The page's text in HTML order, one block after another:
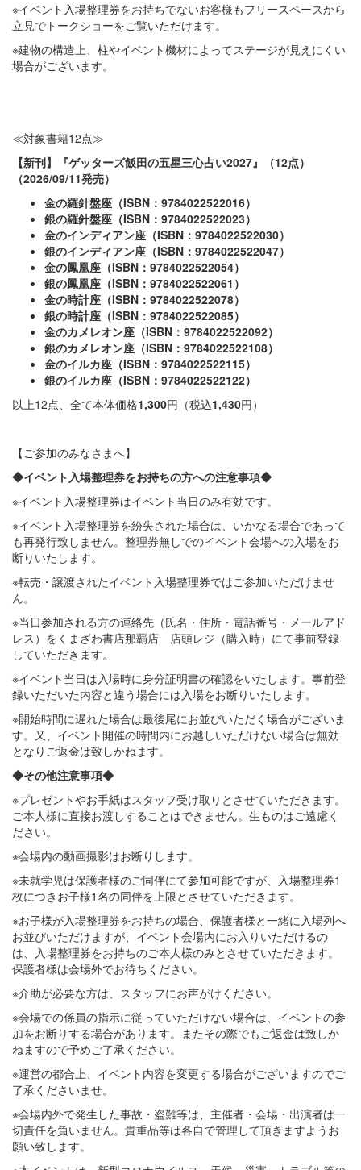
※イベント入場整理券をお持ちでないお客様もフリースペースから
立見でトークショーをご覧いただけます。
※建物の構造上、柱やイベント機材によってステージが見えにくい
場合がございます。
≪対象書籍12点≫
【新刊】『ゲッターズ飯田の五星三心占い2027』（12点）
（2026/09/11発売）
金の羅針盤座（ISBN ：9784022522016）
銀の羅針盤座（ISBN ：9784022522023）
金のインディアン座（ISBN ：9784022522030）
銀のインディアン座（ISBN ：9784022522047）
金の鳳凰座（ISBN ：9784022522054）
銀の鳳凰座（ISBN ：9784022522061 ）
金の時計座（ISBN ：9784022522078）
銀の時計座（ISBN ：9784022522085）
金のカメレオン座（ISBN ：9784022522092）
銀のカメレオン座（ISBN ：9784022522108）
金のイルカ座（ISBN ：9784022522115）
銀のイルカ座（ISBN ：9784022522122）
以上12点、全て本体価格1,300円（税込1,430円）
【ご参加のみなさまへ】
◆イベント入場整理券をお持ちの方への注意事項◆
※イベント入場整理券はイベント当日のみ有効です。
※イベント入場整理券を紛失された場合は、いかなる場合であって
も再発行致しません。整理券無しでのイベント会場への入場をお
断りいたします。
※転売・譲渡されたイベント入場整理券ではご参加いただけませ
ん。
※当日参加される方の連絡先（氏名・住所・電話番号・メールアド
レス）をくまざわ書店那覇店 店頭レジ（購入時）にて事前登録
していただきます。
※イベント当日は入場時に身分証明書の確認をいたします。事前登
録いただいた内容と違う場合には入場をお断りいたします。
※開始時間に遅れた場合は最後尾にお並びいただく場合がございま
す。又、イベント開催の時間内にお越しいただけない場合は無効
となりご返金は致しかねます。
◆その他注意事項◆
※プレゼントやお手紙はスタッフ受け取りとさせていただきます。
ご本人様に直接お渡しすることはできません。生ものはご遠慮く
ださい。
※会場内の動画撮影はお断りします。
※未就学児は保護者様のご同伴にて参加可能ですが、入場整理券1
枚につきお子様1名の同伴を上限とさせていただきます。
※お子様が入場整理券をお持ちの場合、保護者様と一緒に入場列へ
お並びいただけますが、イベント会場内にお入りいただけるの
は、入場整理券をお持ちのご本人様のみとさせていただきます。
保護者様は会場外でお待ちください。
※介助が必要な方は、スタッフにお声がけください。
※会場での係員の指示に従っていただけない場合は、イベントの参
加をお断りする場合があります。またその際でもご返金は致しか
ねますので予めご了承ください。
※運営の都合上、イベント内容を変更する場合がございますのでご
了承くださいませ。
※会場内外で発生した事故・盗難等は、主催者・会場・出演者は一
切責任を負いません。貴重品等は各自で管理して頂きますようお
願い致します。